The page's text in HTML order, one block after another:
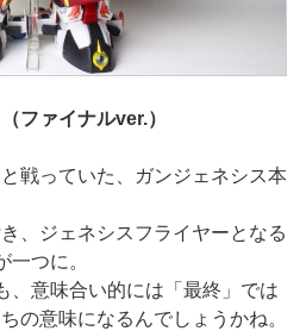
ファイナルver.）
戦っていた、ガンジェネシス本
、ジェネシスフライヤーとなる
一つに。
、意味合い的には「最終」では
の意味になるんでしょうかね。